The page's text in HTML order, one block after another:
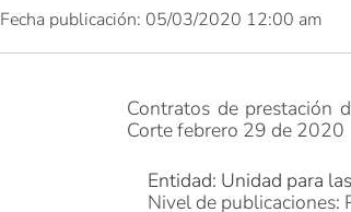
Fecha publicación: 05/03/2020 12:00 am
Contratos de prestación
Corte febrero 29 de 2020
Entidad: Unidad para
Nivel de publicaciones: